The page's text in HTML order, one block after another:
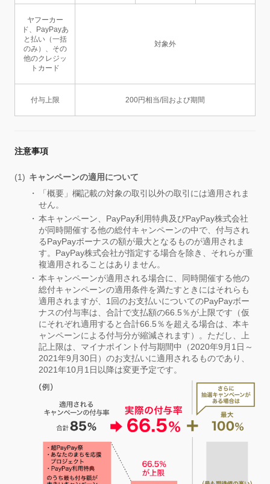
ヤフーカー
ド、PayPayあ
と払い（一括
のみ）、その
他のクレジッ
トカード
対象外
付与上限 200円相当/回および期間
注意事項
キャンペーンの適用について
「概要」欄記載の対象の取引以外の取引には適用されま
せん。
本キャンペーン、PayPay利用特典及びPayPay株式会社
が同時開催する他の総付キャンペーンの中で、付与され
るPayPayボーナスの額が最大となるものが適用されま
す。PayPay株式会社が指定する場合を除き、それらが重
複適用されることはありません。
本キャンペーンが適用される場合に、同時開催する他の
総付キャンペーンの適用条件を満たすときにはそれらも
適用されますが、1回のお支払いについてのPayPayボー
ナスの付与率は、合計で支払額の66.5％が上限です（仮
にそれぞれ適用すると合計66.5％を超える場合は、本キ
ャンペーンによる付与分が縮減されます）。ただし、上
記上限は、マイナポイント付与期間中（2020年9月1日～
2021年9月30日）のお支払いに適用されるものであり、
2021年10月1日以降は変更予定です。